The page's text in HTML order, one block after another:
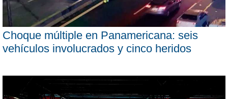
Choque múltiple en Panamericana: seis
vehículos involucrados y cinco heridos